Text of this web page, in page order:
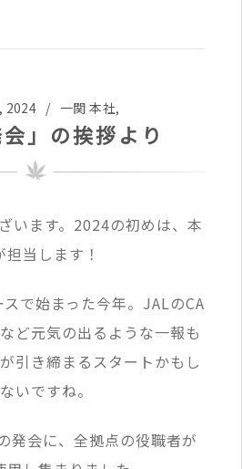
2024 / 一関 本社,
」の挨拶より
います。2024の初めは、本
担当します！
で始まった今年。JALのCA
ど元気の出るような一報も
引き締まるスタートかもし
いですね。
発会に、全拠点の役職者が